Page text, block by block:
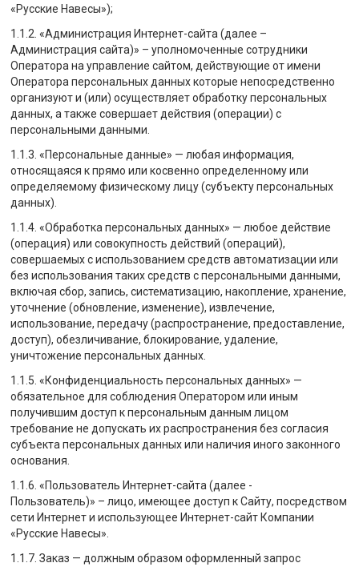
«Русские Навесы»);
1.1.2. «Администрация Интернет-сайта (далее –
Администрация сайта)» – уполномоченные сотрудники
Оператора на управление сайтом, действующие от имени
Оператора персональных данных которые непосредственно
организуют и (или) осуществляет обработку персональных
данных, а также совершает действия (операции) с
персональными данными.
1.1.3. «Персональные данные» — любая информация,
относящаяся к прямо или косвенно определенному или
определяемому физическому лицу (субъекту персональных
данных).
1.1.4. «Обработка персональных данных» — любое действие
(операция) или совокупность действий (операций),
совершаемых с использованием средств автоматизации или
без использования таких средств с персональными данными,
включая сбор, запись, систематизацию, накопление, хранение,
уточнение (обновление, изменение), извлечение,
использование, передачу (распространение, предоставление,
доступ), обезличивание, блокирование, удаление,
уничтожение персональных данных.
1.1.5. «Конфиденциальность персональных данных» —
обязательное для соблюдения Оператором или иным
получившим доступ к персональным данным лицом
требование не допускать их распространения без согласия
субъекта персональных данных или наличия иного законного
основания.
1.1.6. «Пользователь Интернет-сайта (далее -
Пользователь)» – лицо, имеющее доступ к Сайту, посредством
сети Интернет и использующее Интернет-сайт Компании
«Русские Навесы».
1.1.7. Заказ — должным образом оформленный запрос